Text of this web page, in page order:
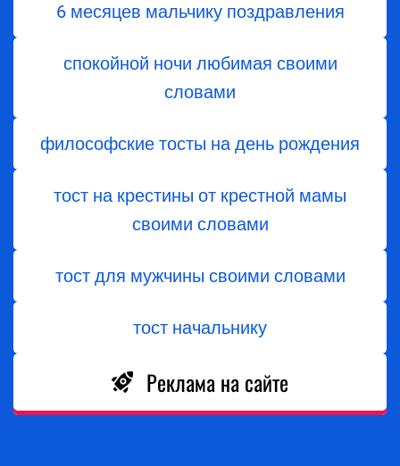
6 месяцев мальчику поздравления
спокойной ночи любимая своими
словами
философские тосты на день рождения
тост на крестины от крестной мамы
своими словами
тост для мужчины своими словами
тост начальнику
Реклама на сайте